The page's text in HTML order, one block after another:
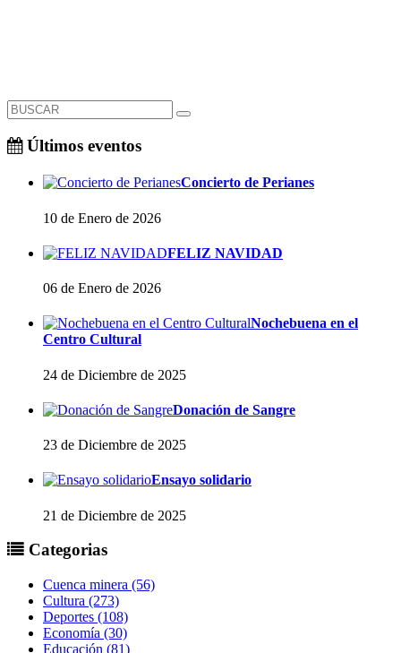
Últimos eventos
Concierto de Perianes
10 de Enero de 2026
FELIZ NAVIDAD
06 de Enero de 2026
Nochebuena en el
Centro Cultural
24 de Diciembre de 2025
Donación de Sangre
23 de Diciembre de 2025
Ensayo solidario
21 de Diciembre de 2025
Categorias
Cuenca minera (56)
Cultura (273)
Deportes (108)
Economía (30)
Educación (81)